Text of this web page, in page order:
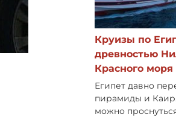
Круизы по
древностью
Красного моря
Египет давно
пирамиды и Каир.
можно